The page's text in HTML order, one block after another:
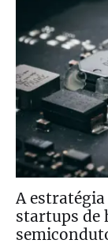
A estratégia
startups de